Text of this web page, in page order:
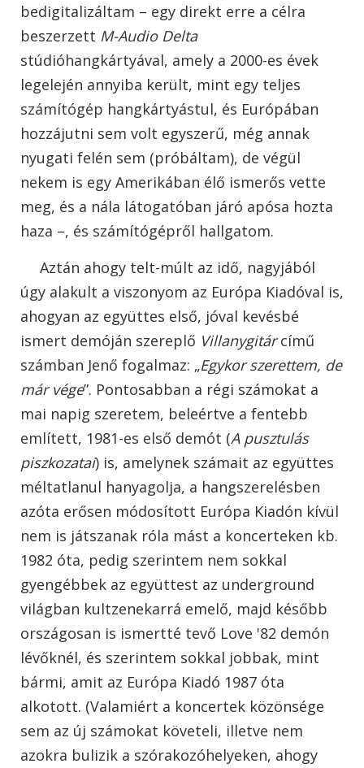
bedigitalizáltam – egy direkt erre a célra
beszerzett M-Audio Delta
stúdióhangkártyával, amely a 2000-es évek
legelején annyiba került, mint egy teljes
számítógép hangkártyástul, és Európában
hozzájutni sem volt egyszerű, még annak
nyugati felén sem (próbáltam), de végül
nekem is egy Amerikában élő ismerős vette
meg, és a nála látogatóban járó apósa hozta
haza –, és számítógépről hallgatom.
Aztán ahogy telt-múlt az idő, nagyjából
úgy alakult a viszonyom az Európa Kiadóval is,
ahogyan az együttes első, jóval kevésbé
ismert demóján szereplő Villanygitárcímű
számban Jenő fogalmaz: „Egykor szerettem, de
már vége”. Pontosabban a régi számokat a
mai napig szeretem, beleértve a fentebb
említett, 1981-es első demót (A pusztulás
piszkozatai) is, amelynek számait az együttes
méltatlanul hanyagolja, a hangszerelésben
azóta erősen módosított Európa Kiadón kívül
nem is játszanak róla mást a koncerteken kb.
1982 óta, pedig szerintem nem sokkal
gyengébbek az együttest az underground
világban kultzenekarrá emelő, majd később
országosan is ismertté tevő Love '82 demón
lévőknél, és szerintem sokkal jobbak, mint
bármi, amit az Európa Kiadó 1987 óta
alkotott. (Valamiért a koncertek közönsége
sem az új számokat követeli, illetve nem
azokra bulizik a szórakozóhelyeken, ahogy